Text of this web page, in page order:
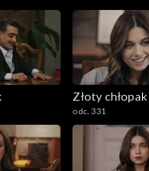
Złoty chłopak
odc. 331